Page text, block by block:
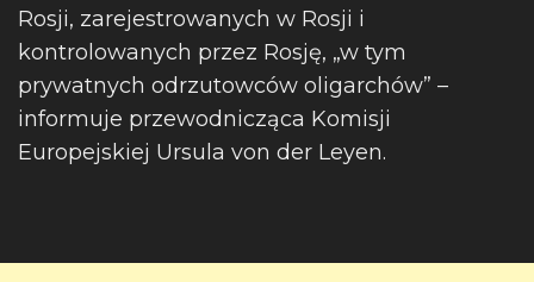
Rosji, zarejestrowanych w Rosji i
kontrolowanych przez Rosję, „w tym
prywatnych odrzutowców oligarchów” –
informuje przewodnicząca Komisji
Europejskiej Ursula von der Leyen.